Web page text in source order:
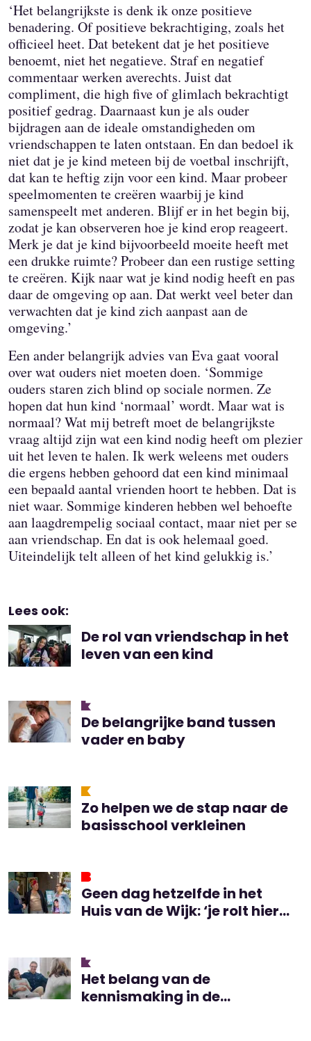
‘Het belangrijkste is denk ik onze positieve
benadering. Of positieve bekrachtiging, zoals het
officieel heet. Dat betekent dat je het positieve
benoemt, niet het negatieve. Straf en negatief
commentaar werken averechts. Juist dat
compliment, die high five of glimlach bekrachtigt
positief gedrag. Daarnaast kun je als ouder
bijdragen aan de ideale omstandigheden om
vriendschappen te laten ontstaan. En dan bedoel ik
niet dat je je kind meteen bij de voetbal inschrijft,
dat kan te heftig zijn voor een kind. Maar probeer
speelmomenten te creëren waarbij je kind
samenspeelt met anderen. Blijf er in het begin bij,
zodat je kan observeren hoe je kind erop reageert.
Merk je dat je kind bijvoorbeeld moeite heeft met
een drukke ruimte? Probeer dan een rustige setting
te creëren. Kijk naar wat je kind nodig heeft en pas
daar de omgeving op aan. Dat werkt veel beter dan
verwachten dat je kind zich aanpast aan de
omgeving.’
Een ander belangrijk advies van Eva gaat vooral
over wat ouders niet moeten doen. ‘Sommige
ouders staren zich blind op sociale normen. Ze
hopen dat hun kind ‘normaal’ wordt. Maar wat is
normaal? Wat mij betreft moet de belangrijkste
vraag altijd zijn wat een kind nodig heeft om plezier
uit het leven te halen. Ik werk weleens met ouders
die ergens hebben gehoord dat een kind minimaal
een bepaald aantal vrienden hoort te hebben. Dat is
niet waar. Sommige kinderen hebben wel behoefte
aan laagdrempelig sociaal contact, maar niet per se
aan vriendschap. En dat is ook helemaal goed.
Uiteindelijk telt alleen of het kind gelukkig is.’
Lees ook:
De rol van vriendschap in het
leven van een kind
De belangrijke band tussen
vader en baby
Zo helpen we de stap naar de
basisschool verkleinen
Geen dag hetzelfde in het
Huis van de Wijk: ‘je rolt hier
Het belang van de
kennismaking in de